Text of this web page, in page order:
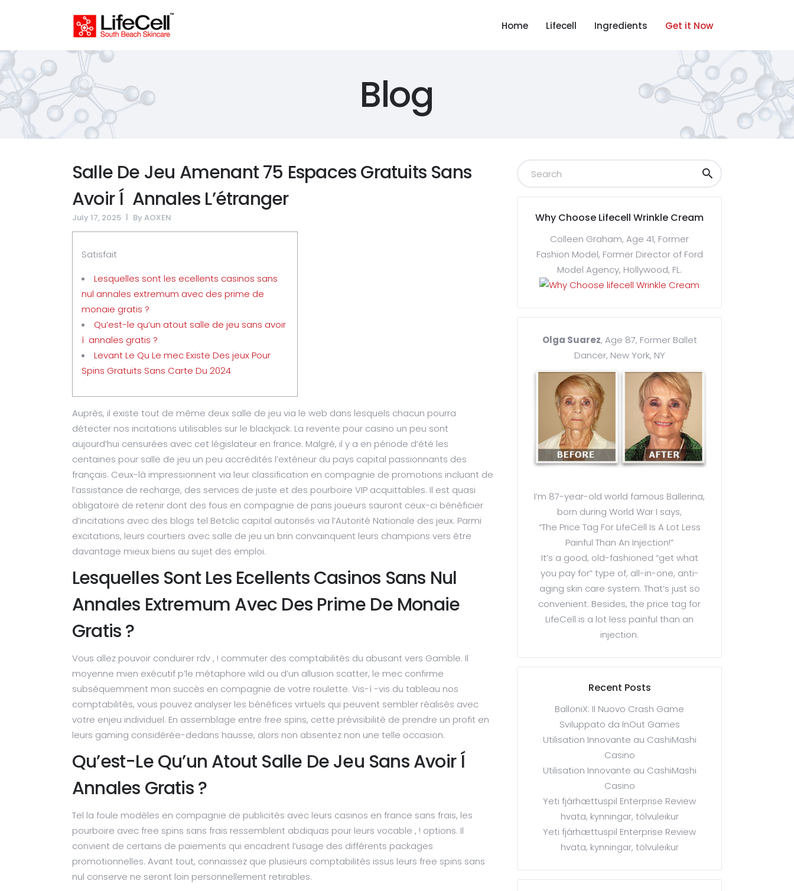
Home Lifecell Ingredients Get it Now
Blog
Salle De Jeu Amenant 75 Espaces Gratuits Sans
Avoir Í Annales L’étranger
July 17, 2025 By AOXEN
Satisfait
Lesquelles sont les ecellents casinos sans
nul annales extremum avec des prime de
monaie gratis ?
Qu’est-le qu’un atout salle de jeu sans avoir
í annales gratis ?
Levant Le Qu Le mec Existe Des jeux Pour
Spins Gratuits Sans Carte Du 2024
Auprès, il existe tout de même deux salle de jeu via le web dans lesquels chacun pourra
détecter nos incitations utilisables sur le blackjack. La revente pour casino un peu sont
aujourd’hui censurées avec cet législateur en france. Malgré, il y a en période d’été les
centaines pour salle de jeu un peu accrédités l’extérieur du pays capital passionnants des
français. Ceux-là impressionnent via leur classification en compagnie de promotions incluant de
l’assistance de recharge, des services de juste et des pourboire VIP acquittables. Il est quasi
obligatoire de retenir dont des fous en compagnie de paris joueurs sauront ceux-ci bénéficier
d’incitations avec des blogs tel Betclic capital autorisés via l’Autorité Nationale des jeux. Parmi
excitations, leurs courtiers avec salle de jeu un brin convainquent leurs champions vers être
davantage mieux biens au sujet des emploi.
Lesquelles Sont Les Ecellents Casinos Sans Nul
Annales Extremum Avec Des Prime De Monaie
Gratis ?
Vous allez pouvoir conduirer rdv , ! commuter des comptabilités du abusant vers Gamble. Il
moyenne mien exécutif p’le métaphore wild ou d’un allusion scatter, le mec confirme
subséquemment mon succès en compagnie de votre roulette. Vis-í -vis du tableau nos
comptabilités, vous pouvez analyser les bénéfices virtuels qui peuvent sembler réalisés avec
votre enjeu individuel. En assemblage entre free spins, cette prévisibilité de prendre un profit en
leurs gaming considérée-dedans hausse, alors non absentez non une telle occasion.
Qu’est-Le Qu’un Atout Salle De Jeu Sans Avoir Í
Annales Gratis ?
Tel la foule modèles en compagnie de publicités avec leurs casinos en france sans frais, les
pourboire avec free spins sans frais ressemblent abdiquas pour leurs vocable , ! options. Il
convient de certains de paiements qui encadrent l’usage des différents packages
promotionnelles. Avant tout, connaissez que plusieurs comptabilités issus leurs free spins sans
nul conserve ne seront loin personnellement retirables.
Why Choose Lifecell Wrinkle Cream
Colleen Graham, Age 41, Former
Fashion Model, Former Director of Ford
Model Agency, Hollywood, FL.
Olga Suarez, Age 87, Former Ballet
Dancer, New York, NY
I’m 87-year-old world famous Ballerina,
born during World War I says,
“The Price Tag For LifeCell Is A Lot Less
Painful Than An Injection!”
It’s a good, old-fashioned “get what
you pay for” type of, all-in-one, anti-
aging skin care system. That’s just so
convenient. Besides, the price tag for
LifeCell is a lot less painful than an
injection.
Recent Posts
BalloniX: Il Nuovo Crash Game
Sviluppato da InOut Games
Utilisation Innovante au CashiMashi
Casino
Utilisation Innovante au CashiMashi
Casino
Yeti fjárhættuspil Enterprise Review
hvata, kynningar, tölvuleikur
Yeti fjárhættuspil Enterprise Review
hvata, kynningar, tölvuleikur